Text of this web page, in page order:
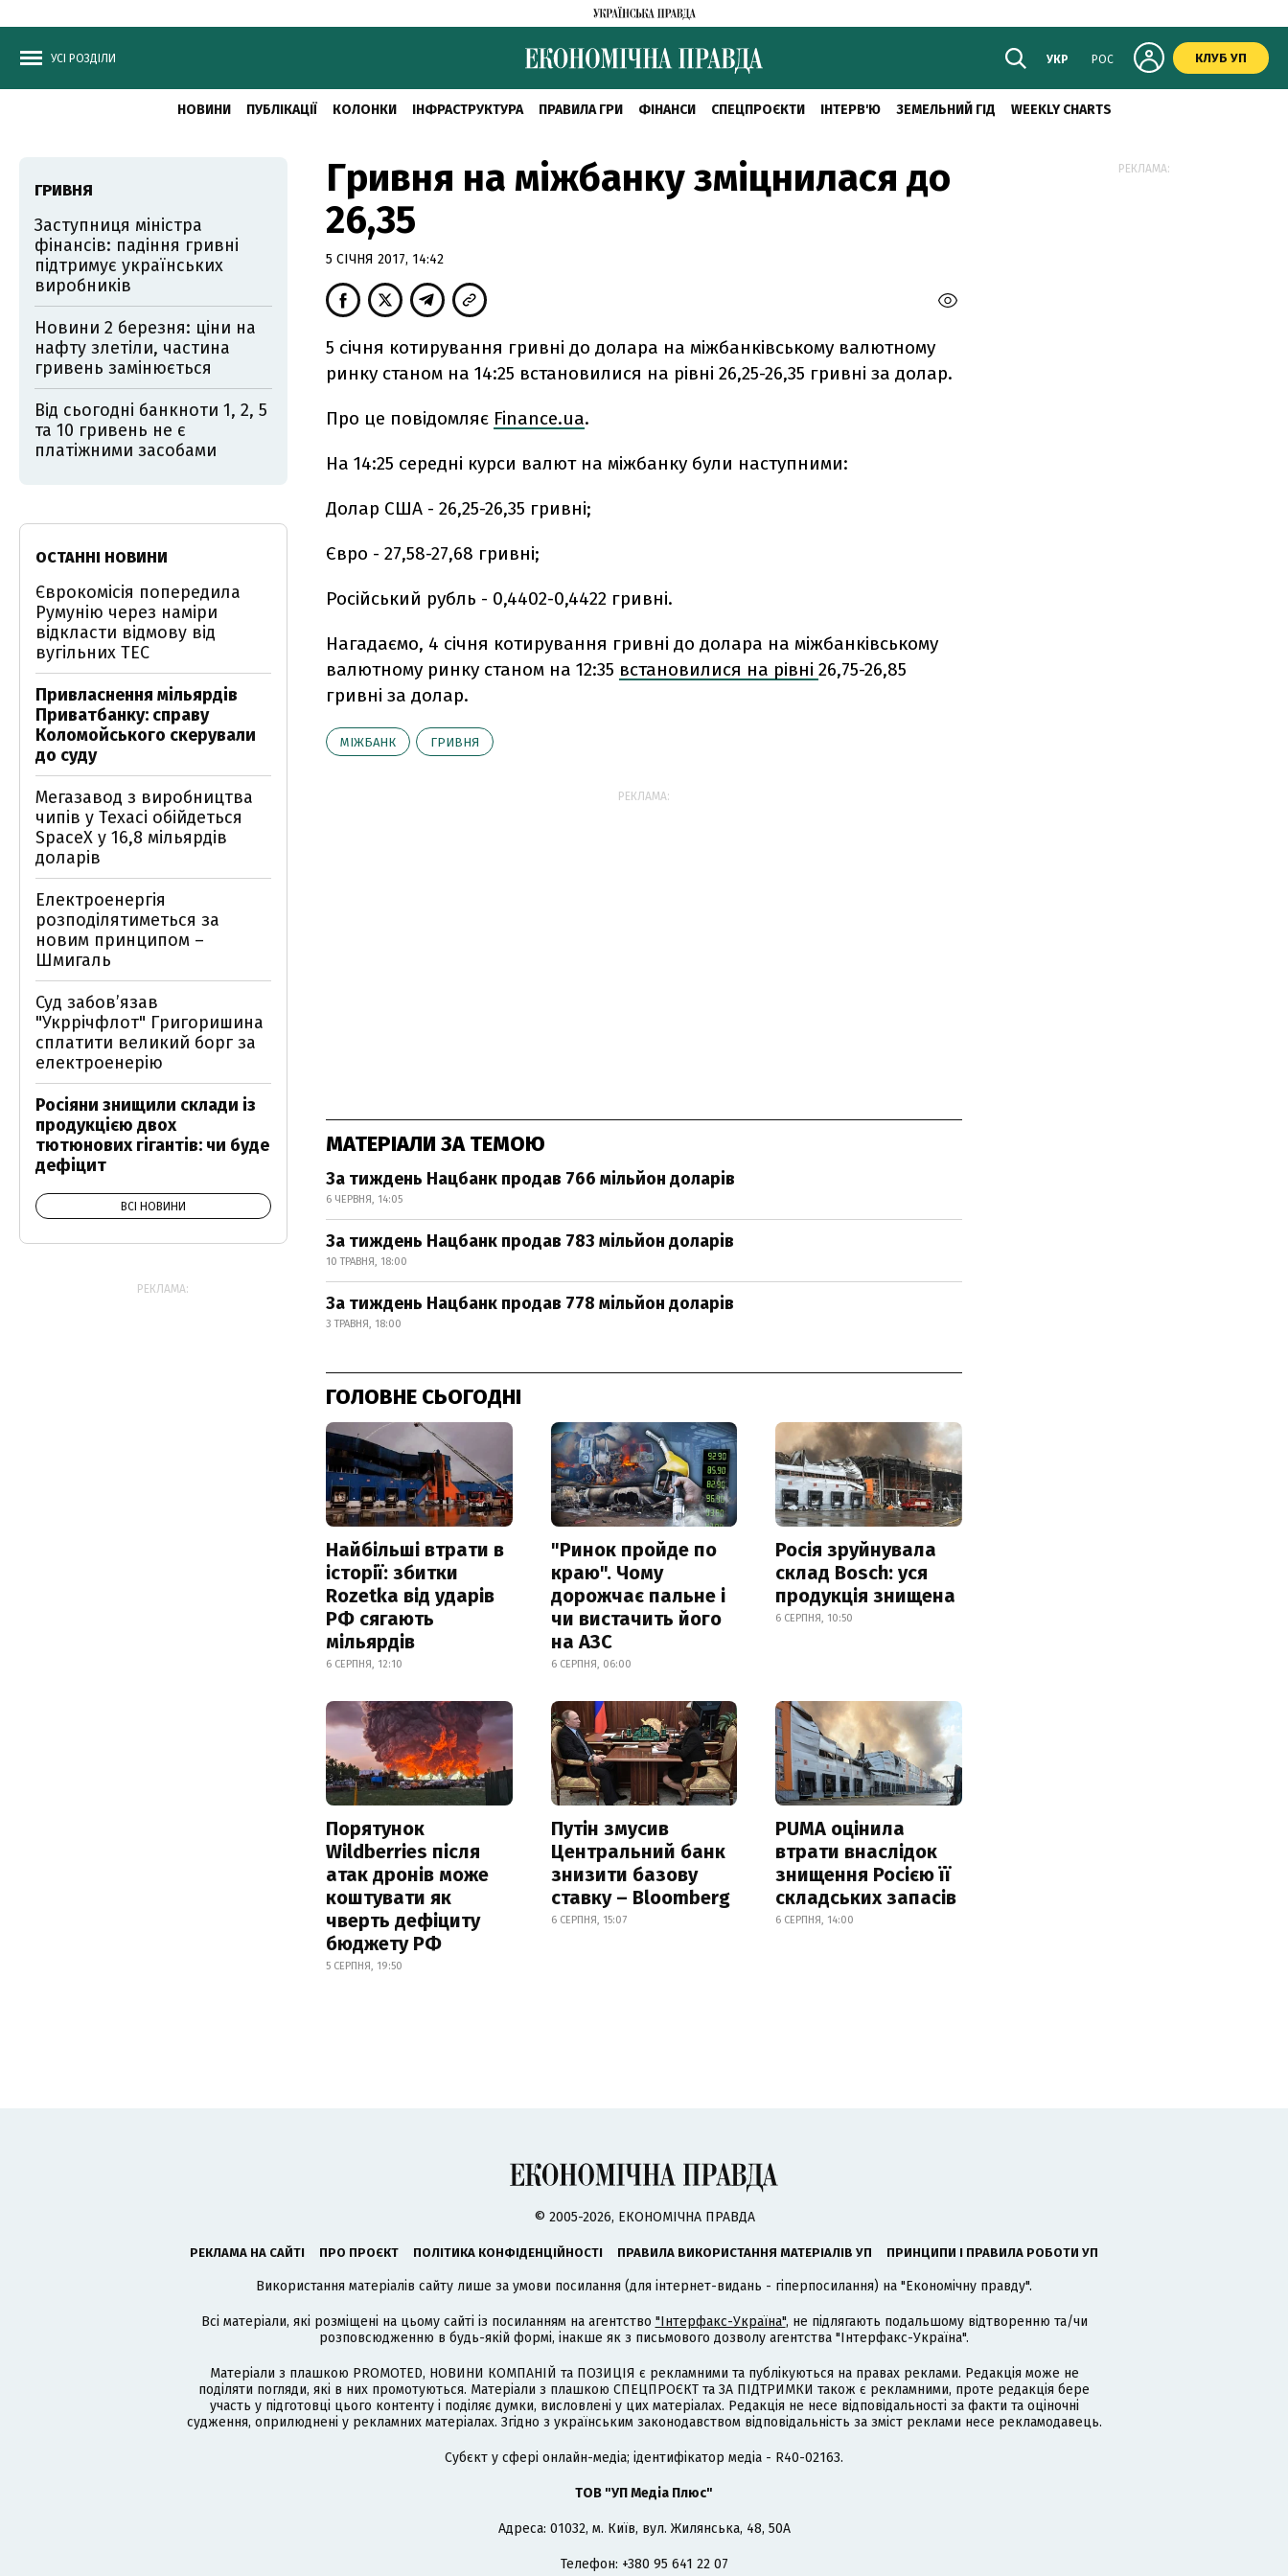
УСІ РОЗДІЛИ УКР РОС КЛУБ УП
НОВИНИ ПУБЛІКАЦІЇ КОЛОНКИ ІНФРАСТРУКТУРА ПРАВИЛА ГРИ ФІНАНСИ СПЕЦПРОЄКТИ ІНТЕРВ'Ю ЗЕМЕЛЬНИЙ ГІД WEEKLY CHARTS
Гривня на міжбанку зміцнилася до
26,35
5 СІЧНЯ 2017, 14:42
5 січня котирування гривні до долара на міжбанківському валютному
ринку станом на 14:25 встановилися на рівні 26,25-26,35 гривні за долар.
Про це повідомляє Finance.ua.
На 14:25 середні курси валют на міжбанку були наступними:
Долар США - 26,25-26,35 гривні;
Євро - 27,58-27,68 гривні;
Російський рубль - 0,4402-0,4422 гривні.
Нагадаємо, 4 січня котирування гривні до долара на міжбанківському
валютному ринку станом на 12:35 встановилися на рівні 26,75-26,85
гривні за долар.
МІЖБАНК ГРИВНЯ
РЕКЛАМА:
МАТЕРІАЛИ ЗА ТЕМОЮ
За тиждень Нацбанк продав 766 мільйон доларів
6 ЧЕРВНЯ, 14:05
За тиждень Нацбанк продав 783 мільйон доларів
10 ТРАВНЯ, 18:00
За тиждень Нацбанк продав 778 мільйон доларів
3 ТРАВНЯ, 18:00
ГОЛОВНЕ СЬОГОДНІ
Найбільші втрати в
історії: збитки
Rozetka від ударів
РФ сягають
мільярдів
6 СЕРПНЯ, 12:10
"Ринок пройде по
краю". Чому
дорожчає пальне і
чи вистачить його
на АЗС
6 СЕРПНЯ, 06:00
Росія зруйнувала
склад Bosch: уся
продукція знищена
6 СЕРПНЯ, 10:50
Порятунок
Wildberries після
атак дронів може
коштувати як
чверть дефіциту
бюджету РФ
5 СЕРПНЯ, 19:50
Путін змусив
Центральний банк
знизити базову
ставку – Bloomberg
6 СЕРПНЯ, 15:07
PUMA оцінила
втрати внаслідок
знищення Росією її
складських запасів
6 СЕРПНЯ, 14:00
ГРИВНЯ
Заступниця міністра
фінансів: падіння гривні
підтримує українських
виробників
Новини 2 березня: ціни на
нафту злетіли, частина
гривень замінюється
Від сьогодні банкноти 1, 2, 5
та 10 гривень не є
платіжними засобами
ОСТАННІ НОВИНИ
Єврокомісія попередила
Румунію через наміри
відкласти відмову від
вугільних ТЕС
Привласнення мільярдів
Приватбанку: справу
Коломойського скерували
до суду
Мегазавод з виробництва
чипів у Техасі обійдеться
SpaceX у 16,8 мільярдів
доларів
Електроенергія
розподілятиметься за
новим принципом –
Шмигаль
Суд забов’язав
"Укррічфлот" Григоришина
сплатити великий борг за
електроенерію
Росіяни знищили склади із
продукцією двох
тютюнових гігантів: чи буде
дефіцит
ВСІ НОВИНИ
РЕКЛАМА:
РЕКЛАМА:
© 2005-2026, ЕКОНОМІЧНА ПРАВДА
РЕКЛАМА НА САЙТІ ПРО ПРОЄКТ ПОЛІТИКА КОНФІДЕНЦІЙНОСТІ ПРАВИЛА ВИКОРИСТАННЯ МАТЕРІАЛІВ УП ПРИНЦИПИ І ПРАВИЛА РОБОТИ УП
Використання матеріалів сайту лише за умови посилання (для інтернет-видань - гіперпосилання) на "Економічну правду".
Всі матеріали, які розміщені на цьому сайті із посиланням на агентство "Інтерфакс-Україна", не підлягають подальшому відтворенню та/чи
розповсюдженню в будь-якій формі, інакше як з письмового дозволу агентства "Інтерфакс-Україна".
Матеріали з плашкою PROMOTED, НОВИНИ КОМПАНІЙ та ПОЗИЦІЯ є рекламними та публікуються на правах реклами. Редакція може не
поділяти погляди, які в них промотуються. Матеріали з плашкою СПЕЦПРОЄКТ та ЗА ПІДТРИМКИ також є рекламними, проте редакція бере
участь у підготовці цього контенту і поділяє думки, висловлені у цих матеріалах. Редакція не несе відповідальності за факти та оціночні
судження, оприлюднені у рекламних матеріалах. Згідно з українським законодавством відповідальність за зміст реклами несе рекламодавець.
Cубєкт у сфері онлайн-медіа; ідентифікатор медіа - R40-02163.
ТОВ "УП Медіа Плюс"
Адреса: 01032, м. Київ, вул. Жилянська, 48, 50А
Телефон: +380 95 641 22 07